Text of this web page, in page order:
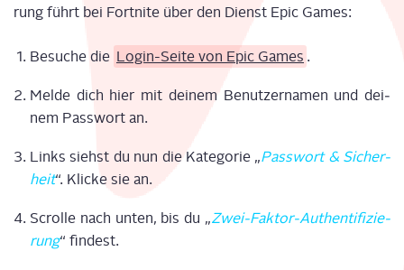
rung führt bei Fort­ni­te über den Dienst Epic Games:
Besu­che die Log­in-Sei­te von Epic Games .
Mel­de dich hier mit dei­nem Benut­zer­na­men und dei­
nem Pass­wort an.
Links siehst du nun die Kate­go­rie „Pass­wort & Sicher­
heit“. Kli­cke sie an.
Scrol­le nach unten, bis du „Zwei-Fak­tor-Authen­ti­fi­zie­
rung“ fin­dest.